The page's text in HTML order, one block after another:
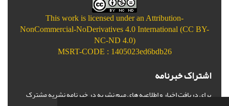
This work is licensed under an Attribution-
NonCommercial-NoDerivatives 4.0 International (CC BY-
NC-ND 4.0)
MSRT-CODE : 1405023ed6bdb26
اشتراک خبرنامه
برای دریافت اخبار و اطلاعیه های مهم نشریه در خبرنامه نشریه مشترک